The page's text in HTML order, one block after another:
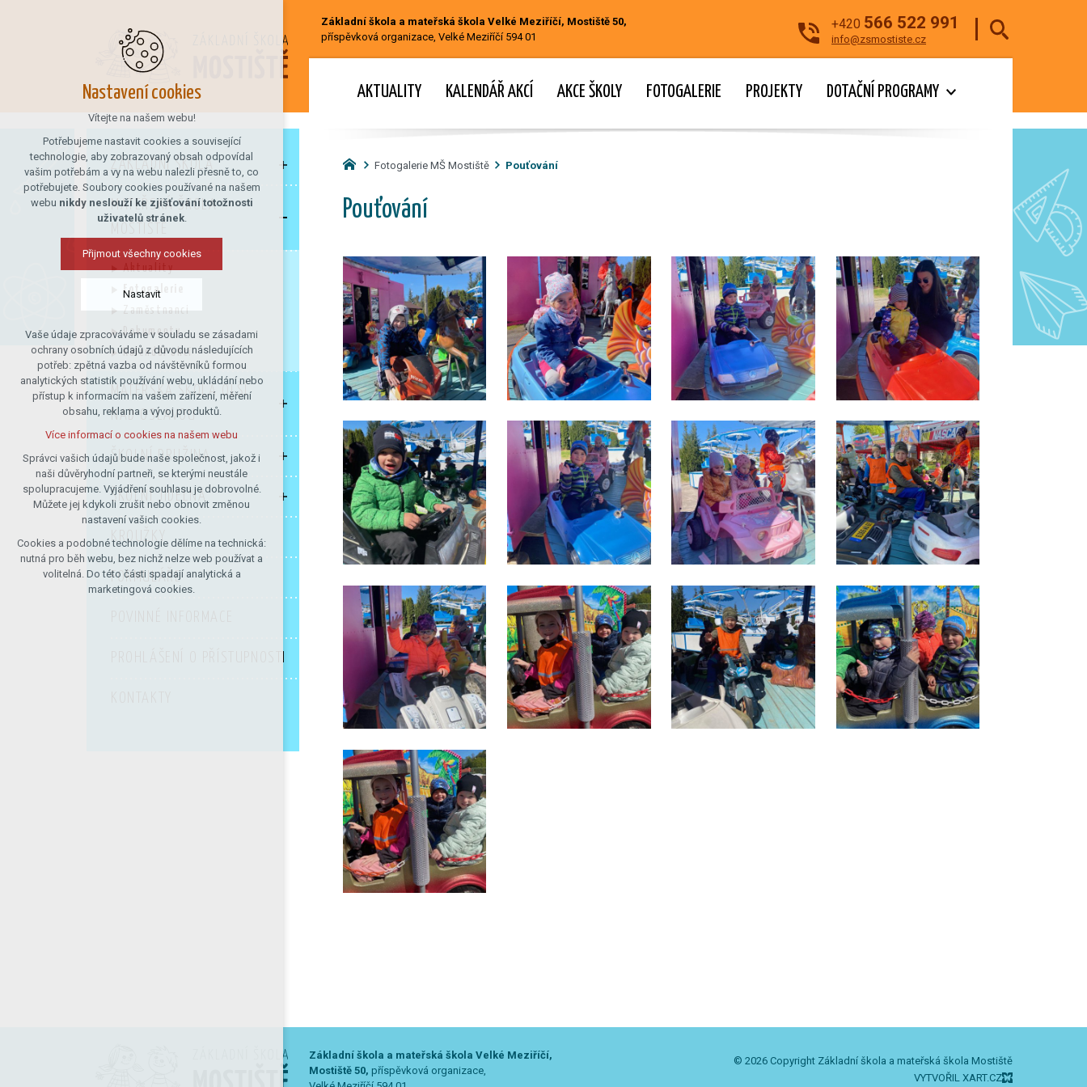
+420 566 522 991
info@zsmostiste.cz
Základní škola a mateřská škola Velké Meziříčí, Mostiště 50,
příspěvková organizace, Velké Meziříčí 594 01
AKTUALITY KALENDÁŘ AKCÍ AKCE ŠKOLY FOTOGALERIE PROJEKTY DOTAČNÍ PROGRAMY
ZÁKLADNÍ ŠKOLA
MATEŘSKÁ ŠKOLA
Aktuality
Fotogalerie
Zaměstnanci
Dokumenty
Kalendář akcí
MATEŘSKÁ ŠKOLA OLŠÍ
NAD OSLAVOU
ŠKOLNÍ DRUŽINA
ŠKOLNÍ JÍDELNA
KROUŽKY
FORMULÁŘE
Fotogalerie MŠ Mostiště Pouťování
Pouťování
Základní škola a mateřská škola Velké Meziříčí,
Mostiště 50, příspěvková organizace,
© 2026 Copyright Základní škola a mateřská škola Mostiště
VYTVOŘIL XART.CZ
Nastavení cookies
Vítejte na našem webu!
Potřebujeme nastavit cookies a související
technologie, aby zobrazovaný obsah odpovídal
vašim potřebám a vy na webu nalezli přesně to, co
potřebujete. Soubory cookies používané na našem
webu nikdy neslouží ke zjišťování totožnosti
uživatelů stránek.
Přijmout všechny cookies
Nastavit
Technická cookies
nutná pro provozování webu
udržení kontextu stránek (session):
případná přihlášení, volby jazyka, apod.
Volitelná cookies
analytická pro anonymizované
vyhodnocení návštěvnosti
marketingová cookies (Google)
Více informací o cookies na našem webu
Přijmout všechny cookies
Odmítnout vše
Vaše údaje zpracováváme v souladu se zásadami
ochrany osobních údajů z důvodu následujících
potřeb: zpětná vazba od návštěvníků formou
analytických statistik používání webu, ukládání nebo
přístup k informacím na vašem zařízení, měření
obsahu, reklama a vývoj produktů.
Více informací o cookies na našem webu
Správci vašich údajů bude naše společnost, jakož i
naši důvěryhodní partneři, se kterými neustále
spolupracujeme. Vyjádření souhlasu je dobrovolné.
Můžete jej kdykoli zrušit nebo obnovit změnou
nastavení vašich cookies.
Cookies a podobné technologie dělíme na technická:
nutná pro běh webu, bez nichž nelze web používat a
volitelná. Do této části spadají analytická a
marketingová cookies.